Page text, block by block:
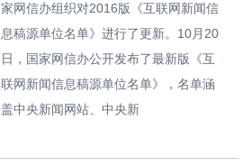
家网信办组织对2016版《互联网新闻信
息稿源单位名单》进行了更新。10月20
日，国家网信办公开发布了最新版《互
联网新闻信息稿源单位名单》，名单涵
盖中央新闻网站、中央新